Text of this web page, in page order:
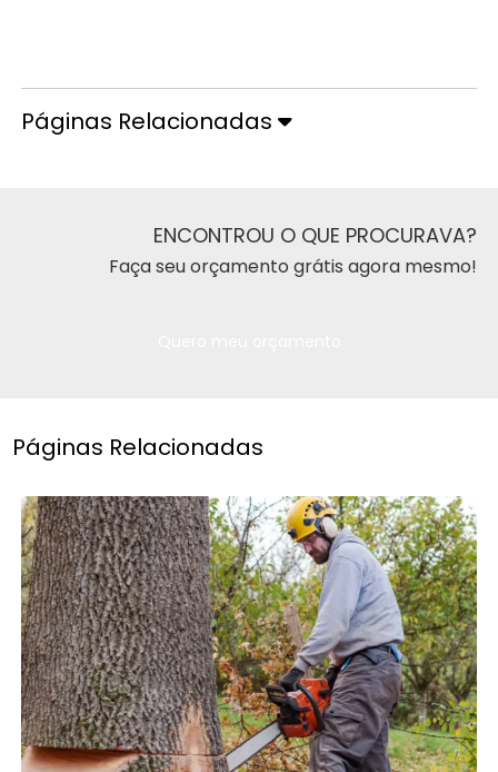
Páginas Relacionadas
ENCONTROU O QUE PROCURAVA?
Faça seu orçamento grátis agora mesmo!
Páginas Relacionadas